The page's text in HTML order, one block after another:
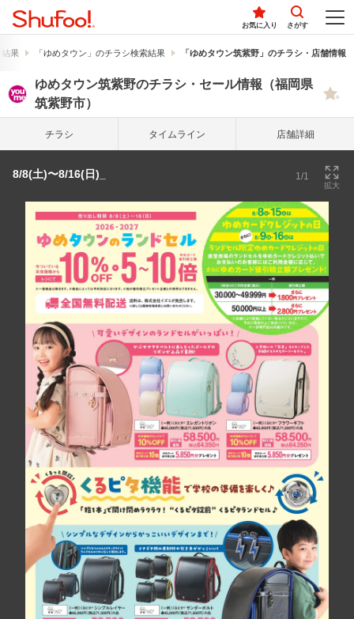
お気に入り さがす
結果 「ゆめタウン」のチラシ検索結果 「ゆめタウン筑紫野」のチラシ・店舗情報
ゆめタウン筑紫野のチラシ・セール情報（福岡県
筑紫野市）
チラシ タイム ライン 店舗詳細
8/8(土)〜8/16(日)_ 1/1
拡大